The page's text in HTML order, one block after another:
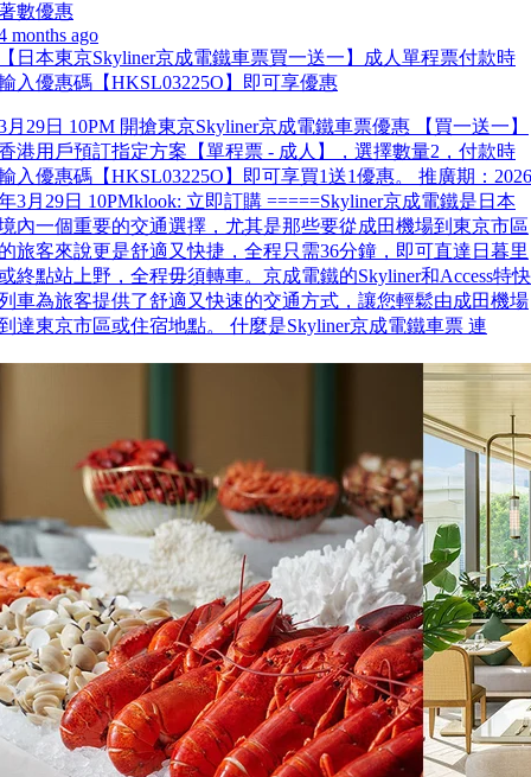
數優惠
months ago
日本東京Skyliner京成電鐵車票買一送一】成人單程票付款時
入優惠碼【HKSL03225O】即可享優惠
月29日 10PM 開搶東京Skyliner京成電鐵車票優惠 【買一送一】
港用戶預訂指定方案【單程票 - 成人】，選擇數量2，付款時
入優惠碼【HKSL03225O】即可享買1送1優惠。 推廣期：2026
3月29日 10PMklook: 立即訂購 =====Skyliner京成電鐵是日本
內一個重要的交通選擇，尤其是那些要從成田機場到東京市區
旅客來說更是舒適又快捷，全程只需36分鐘，即可直達日暮里
終點站上野，全程毋須轉車。京成電鐵的Skyliner和Access特快
車為旅客提供了舒適又快速的交通方式，讓您輕鬆由成田機場
達東京市區或住宿地點。 什麼是Skyliner京成電鐵車票 連